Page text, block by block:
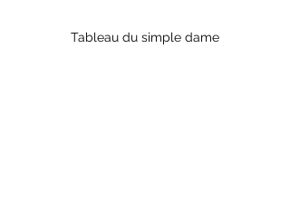
Tableau du simple dame